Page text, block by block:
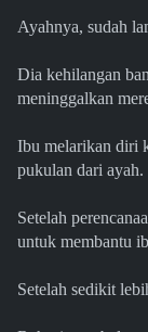
Ayahnya, sudah
Dia kehilangan
meninggalkan
Ibu melarikan diri
pukulan dari ayah.
Setelah
untuk membantu
Setelah sedikit